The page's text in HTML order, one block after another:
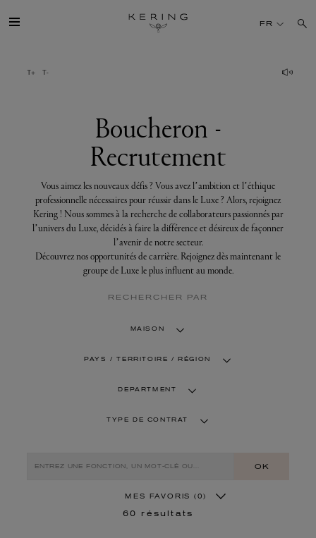
Recrutement
DÉV. DURABLE
FINANCE
PRESSE
FR
Boucheron -
Recrutement
Vous aimez les nouveaux défis ? Vous avez l’ambition et l’éthique
professionnelle nécessaires pour réussir dans le Luxe ? Alors, rejoignez
Kering ! Nous sommes à la recherche de collaborateurs passionnés par
l’univers du Luxe, décidés à faire la différence et désireux de façonner
l’avenir de notre secteur.
Découvrez nos opportunités de carrière. Rejoignez dès maintenant le
groupe de Luxe le plus influent au monde.
RECHERCHER PAR
MAISON
PAYS / TERRITOIRE / RÉGION
DEPARTMENT
TYPE DE CONTRAT
OK
MES FAVORIS (0)
60 résultats